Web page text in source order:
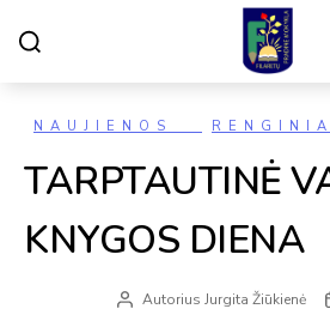
Kategorijos
NAUJIENOS
TARPTAUTINĖ
KNYGOS DIENA
ĮrašoAutoriusJurgita Žiūkienė